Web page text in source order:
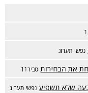
נפשי תערוג
את הבחירות סביר11
שלא תשפיע נפשי תערוג